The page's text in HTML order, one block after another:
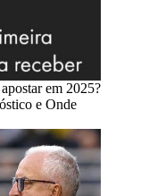
em 2025?
e Onde